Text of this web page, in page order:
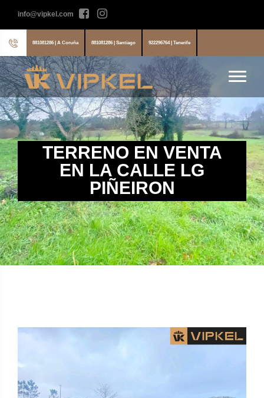
info@vipkel.com
881081286 | A Coruña 881081286 | Santiago 922296764 | Tenerife
TERRENO EN VENTA
EN LA CALLE LG
PIÑEIRON